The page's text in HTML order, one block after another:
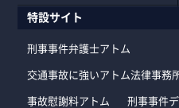
特設サイト
刑事事件弁護士アトム
交通事故に強いアトム法律事務
事故慰謝料アトム 刑事事件